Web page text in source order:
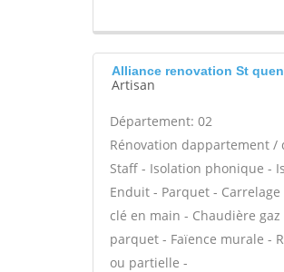
Alliance renovation St
Artisan
Département: 02
Rénovation dappartement
Staff - Isolation phonique -
Enduit - Parquet -
clé en main - Chaudière
parquet - Faïence murale -
ou partielle -